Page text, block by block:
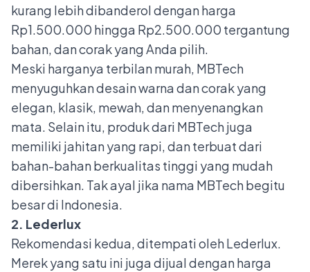
kurang lebih dibanderol dengan harga
Rp1.500.000 hingga Rp2.500.000 tergantung
bahan, dan corak yang Anda pilih.
Meski harganya terbilan murah, MBTech
menyuguhkan desain warna dan corak yang
elegan, klasik, mewah, dan menyenangkan
mata. Selain itu, produk dari MBTech juga
memiliki jahitan yang rapi, dan terbuat dari
bahan-bahan berkualitas tinggi yang mudah
dibersihkan. Tak ayal jika nama MBTech begitu
besar di Indonesia.
2. Lederlux
Rekomendasi kedua, ditempati oleh Lederlux.
Merek yang satu ini juga dijual dengan harga